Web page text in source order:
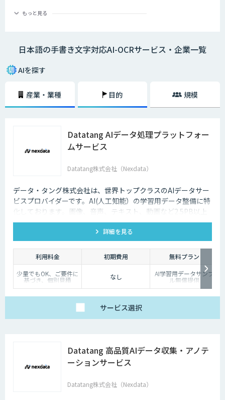
語の読み取りは精度が心配」といった日本語のOCRの読み取り精度が低か
れた文字列や画像データからの読み取り、手書き文字の読み取りなど日本
語のOCRの読み取り精度は格段に向上しています。また、機微情報を取り
スのパソコン上で行うサービスを選べば、社外にデータを流さず情報漏洩
全なペーパーレス化も視野に入るでしょう。早い段階でペーパーレス化す
るためのAIーOCRの導入を検討しておくことがDX推進の第一歩です。
もっと見る
日本語の手書き文字対応AI-OCRサービス・企業一覧
AIを探す
産業・業種 目的 規模
Datatang AIデータ処理プラットフォー
ムサービス
Datatang株式会社（Nexdata）
データ・タング株式会社は、世界トップクラスのAIデータサー
ビスプロバイダーです。AI(人工知能）の学習用データ整備に特
化しております。画像、音声、テキスト、動画など2.5PB以上
のアノテーション済みデータを保持、またカスタマイズデータ
の収集と自動化技術を利用したアノテーションサービスを提供
しております。
詳細を見る
利用料金 初期費用
無料プラン
少量でもOK、ご要件に
基づき、個別見積 なし AI学習用データサンプ
ル無償提供
サービス選択
Datatang 高品質AIデータ収集・アノテ
ーションサービス
Datatang株式会社（Nexdata）